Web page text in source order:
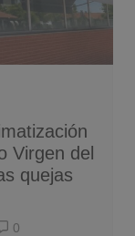
Virgen del
quejas
0